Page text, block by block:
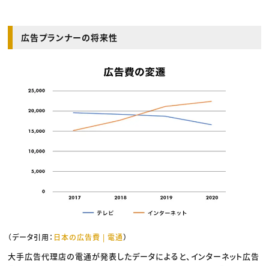
広告プランナーの将来性
（データ引用： 日本の広告費 | 電通）
大手広告代理店の電通が発表したデータによると、インターネット広告